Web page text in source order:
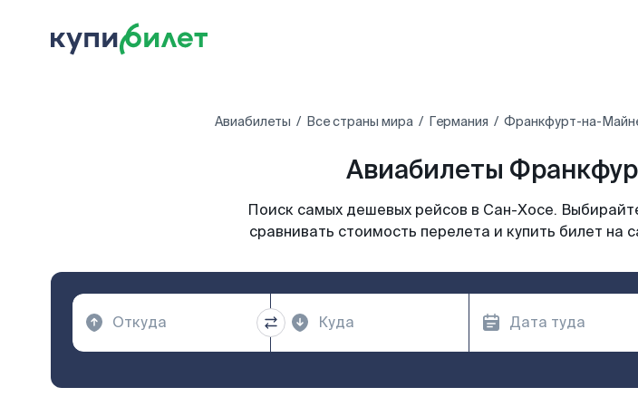
Авиабилеты Все страны мира Германия Франкфурт-на-
Авиабилеты
Поиск самых дешевых рейсов в Сан-Хосе.
сравнивать стоимость перелета и купить билет